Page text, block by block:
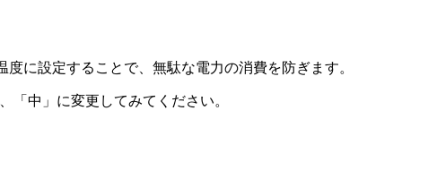
に設定することで、無駄な電力の消費を防ぎます。
中」に変更してみてください。